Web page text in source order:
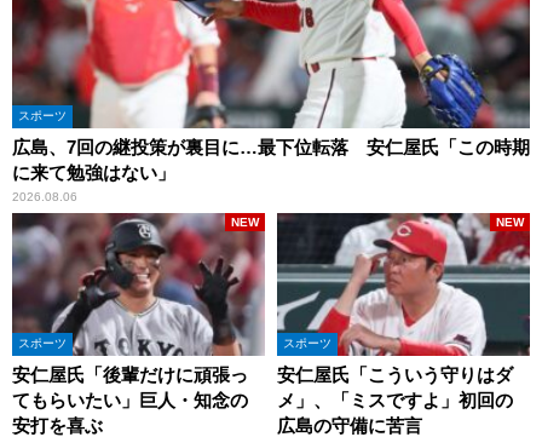
スポーツ
広島、7回の継投策が裏目に…最下位転落 安仁屋氏「この時期
に来て勉強はない」
2026.08.06
スポーツ
安仁屋氏「後輩だけに頑張っ
てもらいたい」巨人・知念の
安打を喜ぶ
NEW
スポーツ
安仁屋氏「こういう守りはダ
メ」、「ミスですよ」初回の
広島の守備に苦言
NEW